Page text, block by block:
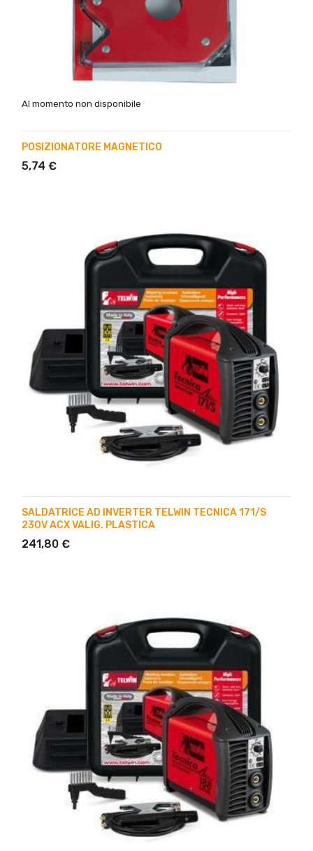
Al momento non disponibile
POSIZIONATORE MAGNETICO
5,74 €
SALDATRICE AD INVERTER TELWIN TECNICA 171/S
230V ACX VALIG. PLASTICA
241,80 €